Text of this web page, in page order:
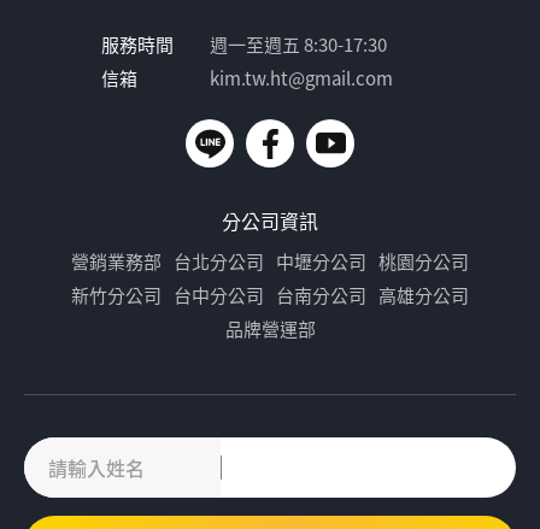
服務時間
週一至週五 8:30-17:30
信箱
kim.tw.ht@gmail.com
分公司資訊
營銷業務部 台北分公司 中壢分公司 桃園分公司
新竹分公司 台中分公司 台南分公司 高雄分公司
品牌營運部